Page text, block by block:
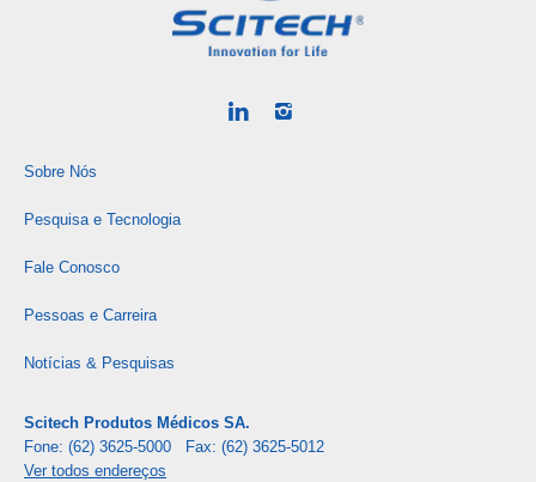
Sobre Nós
Pesquisa e Tecnologia
Fale Conosco
Pessoas e Carreira
Notícias & Pesquisas
Scitech Produtos Médicos SA.
Fone: (62) 3625-5000 Fax: (62) 3625-5012
Ver todos endereços